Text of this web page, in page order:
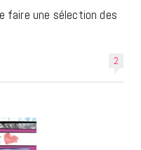
faire une sélection des
2